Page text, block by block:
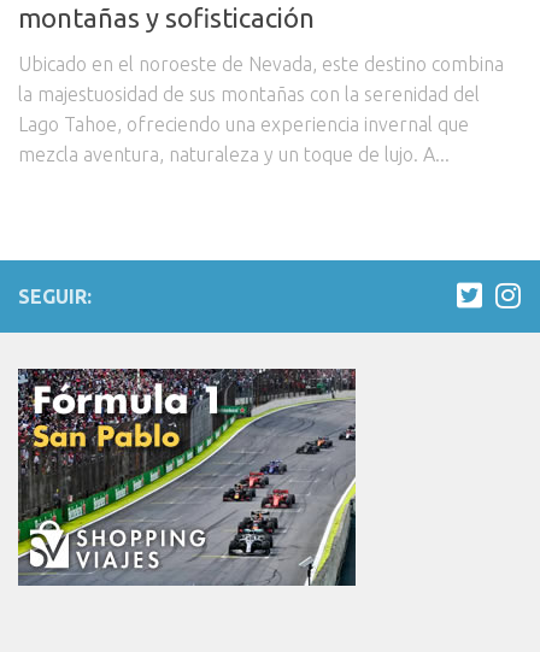
montañas y sofisticación
Ubicado en el noroeste de Nevada, este destino combina
la majestuosidad de sus montañas con la serenidad del
Lago Tahoe, ofreciendo una experiencia invernal que
mezcla aventura, naturaleza y un toque de lujo. A...
SEGUIR: